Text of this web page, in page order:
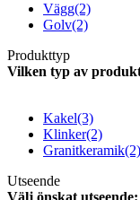
Vägg(2)
Golv(2)
Produkttyp
Vilken typ av
Kakel(3)
Klinker(2)
Granitkeramik(2)
Utseende